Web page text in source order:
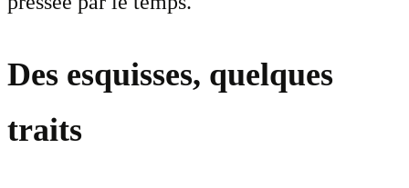
Des esquisses, quelques
traits